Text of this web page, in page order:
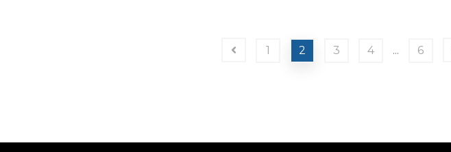
1 2 3 4 … 6